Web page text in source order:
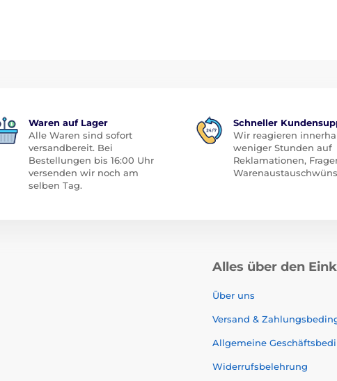
Waren auf Lager
Alle Waren sind sofort
versandbereit. Bei
Bestellungen bis 16:00 Uhr
versenden wir noch am
selben Tag.
Schneller
Wir reagieren
weniger Stunden auf
Reklamationen,
Alles über den
Über uns
Versand &
Allgemeine
Widerrufsbelehrung